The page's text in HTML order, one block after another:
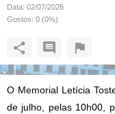
Data: 02/07/2026
Gostos: 0 (0%)
O Memorial Letícia
de julho, pelas 10h00,